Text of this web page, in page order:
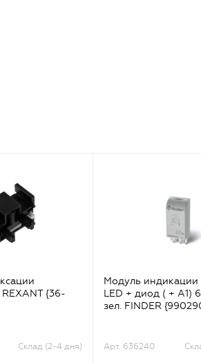
{36-
Склад (2-4 дня)
Модуль индикации
LED + диод ( + A1)
зел. FINDER
Арт. 636240